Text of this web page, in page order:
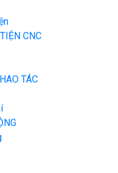
CNC
TÁC